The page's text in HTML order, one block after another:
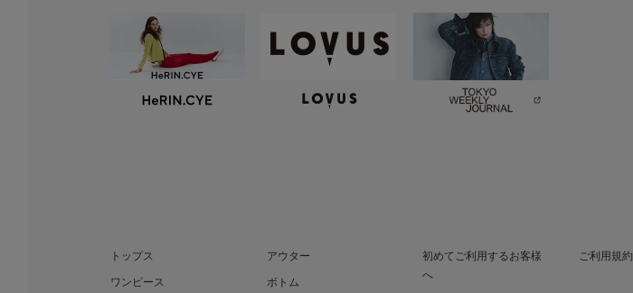
トップス
アウター
ワンピース
ボトム
初めてご利用するお客様
へ
ご利用規約